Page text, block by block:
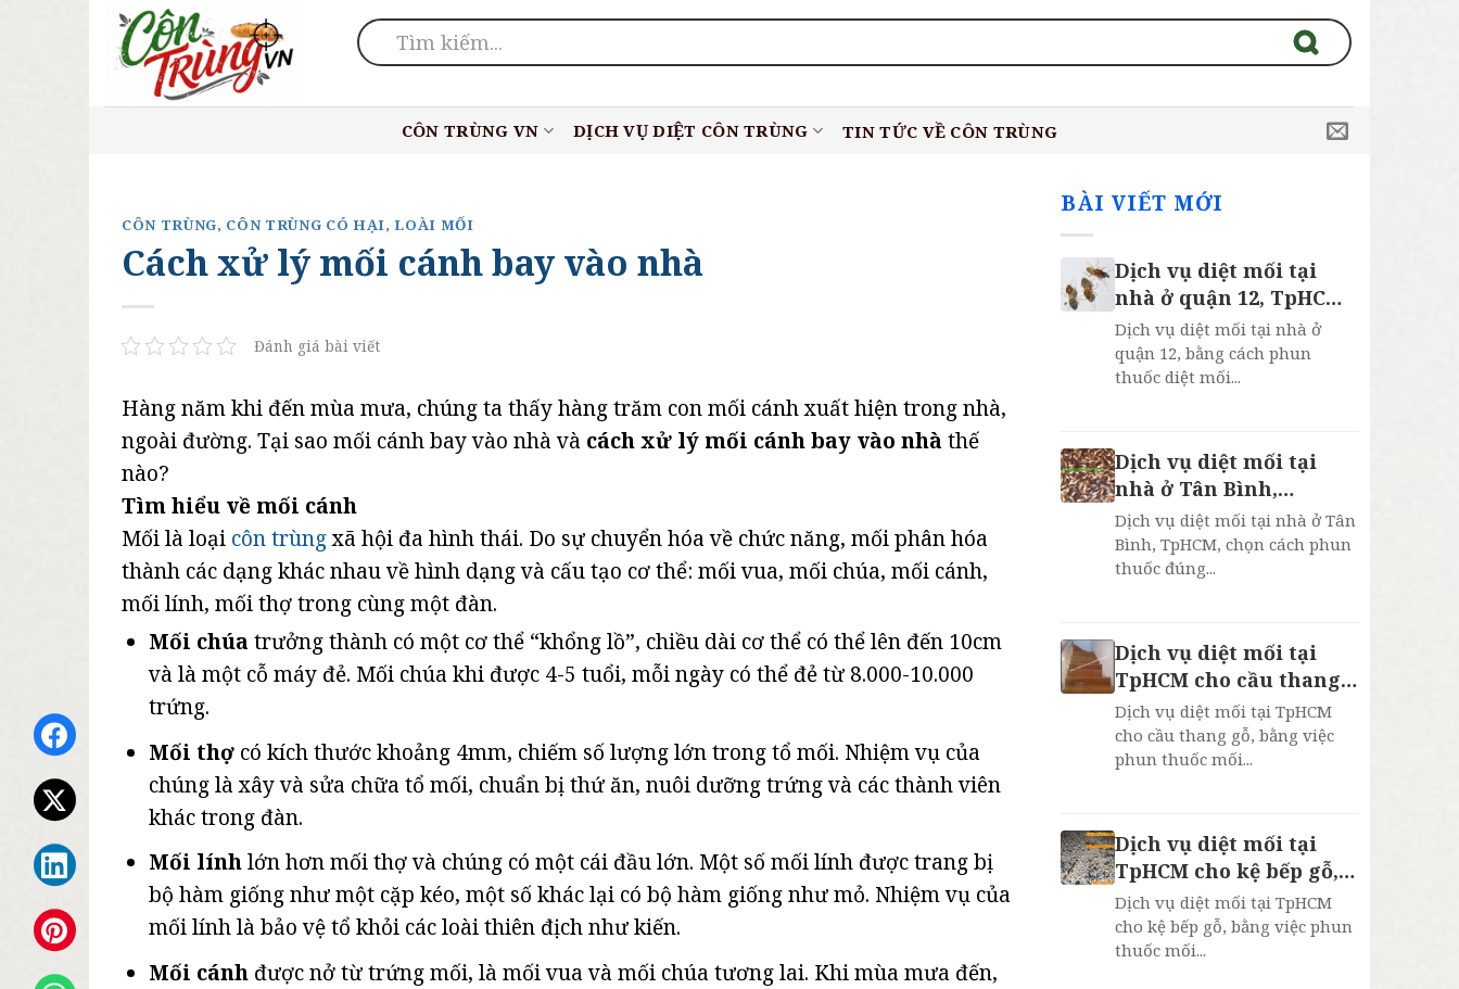
Skip
content
CÔN TRÙNG VN DỊCH VỤ DIỆT CÔN TRÙNG TIN TỨC VỀ CÔN TRÙNG
CÔN TRÙNG, CÔN TRÙNG CÓ HẠI,LOÀI MỐI
Cách xử lý mối cánh bay vào nhà
Đánh giá bài viết
Hàng năm khi đến mùa mưa, chúng ta thấy hàng trăm con mối cánh xuất hiện trong nhà,
ngoài đường. Tại sao mối cánh bay vào nhà và cách xử lý mối cánh bay vào nhà thế
nào?
Tìm hiểu về mối cánh
Mối là loại côn trùngxã hội đa hình thái. Do sự chuyển hóa về chức năng, mối phân hóa
thành các dạng khác nhau về hình dạng và cấu tạo cơ thể: mối vua, mối chúa, mối cánh,
mối lính, mối thợ trong cùng một đàn.
Mối chúa trưởng thành có một cơ thể “khổng lồ”, chiều dài cơ thể có thể lên đến 10cm
và là một cỗ máy đẻ. Mối chúa khi được 4-5 tuổi, mỗi ngày có thể đẻ từ 8.000-10.000
trứng.
Mối thợcó kích thước khoảng 4mm, chiếm số lượng lớn trong tổ mối. Nhiệm vụ của
chúng là xây và sửa chữa tổ mối, chuẩn bị thứ ăn, nuôi dưỡng trứng và các thành viên
khác trong đàn.
Mối línhlớn hơn mối thợ và chúng có một cái đầu lớn. Một số mối lính được trang bị
bộ hàm giống như một cặp kéo, một số khác lại có bộ hàm giống như mỏ. Nhiệm vụ của
mối lính là bảo vệ tổ khỏi các loài thiên địch như kiến.
Mối cánhđược nở từ trứng mối, là mối vua và mối chúa tương lai. Khi mùa mưa đến,
BÀI VIẾT MỚI
Dịch vụ diệt mối tại
nhà ở quận 12, TpHCM,
Bảo Hành 2 Năm
Dịch vụ diệt mối tại nhà ở
quận 12, bằng cách phun
thuốc diệt mối...
Dịch vụ diệt mối tại
nhà ở Tân Bình,
TpHCM, bảo hành 2
năm
Dịch vụ diệt mối tại nhà ở Tân
Bình, TpHCM, chọn cách phun
thuốc đúng...
Dịch vụ diệt mối tại
TpHCM cho cầu thang
gỗ, bh 2 năm
Dịch vụ diệt mối tại TpHCM
cho cầu thang gỗ, bằng việc
phun thuốc mối...
Dịch vụ diệt mối tại
TpHCM cho kệ bếp gỗ,
bh 2 năm
Dịch vụ diệt mối tại TpHCM
cho kệ bếp gỗ, bằng việc phun
thuốc mối...